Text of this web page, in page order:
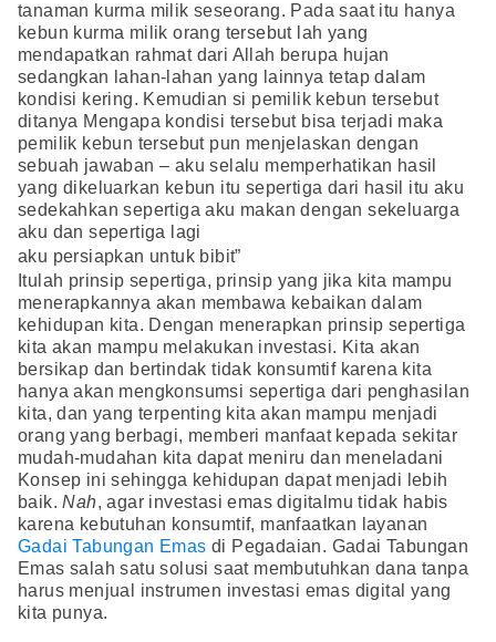
tanaman kurma milik seseorang. Pada saat itu hanya
kebun kurma milik orang tersebut lah yang
mendapatkan rahmat dari Allah berupa hujan
sedangkan lahan-lahan yang lainnya tetap dalam
kondisi kering. Kemudian si pemilik kebun tersebut
ditanya Mengapa kondisi tersebut bisa terjadi maka
pemilik kebun tersebut pun menjelaskan dengan
sebuah jawaban – aku selalu memperhatikan hasil
yang dikeluarkan kebun itu sepertiga dari hasil itu aku
sedekahkan sepertiga aku makan dengan sekeluarga
aku dan sepertiga lagi
aku persiapkan untuk bibit”
Itulah prinsip sepertiga, prinsip yang jika kita mampu
menerapkannya akan membawa kebaikan dalam
kehidupan kita. Dengan menerapkan prinsip sepertiga
kita akan mampu melakukan investasi. Kita akan
bersikap dan bertindak tidak konsumtif karena kita
hanya akan mengkonsumsi sepertiga dari penghasilan
kita, dan yang terpenting kita akan mampu menjadi
orang yang berbagi, memberi manfaat kepada sekitar
mudah-mudahan kita dapat meniru dan meneladani
Konsep ini sehingga kehidupan dapat menjadi lebih
baik.Nah, agar investasi emas digitalmu tidak habis
karena kebutuhan konsumtif, manfaatkan layanan
Gadai Tabungan Emas di Pegadaian. Gadai Tabungan
Emas salah satu solusi saat membutuhkan dana tanpa
harus menjual instrumen investasi emas digital yang
kita punya.